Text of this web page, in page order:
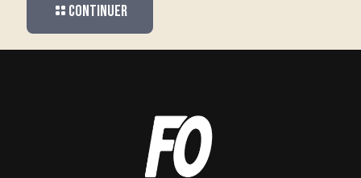
Continuer